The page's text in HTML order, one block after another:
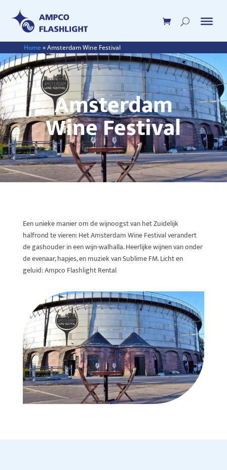
Home»Amsterdam Wine Festival
Amsterdam
Wine Festival
Een unieke manier om de wijnoogst van het Zuidelijk
halfrond te vieren: Het Amsterdam Wine Festival verandert
de gashouder in een wijn-walhalla. Heerlijke wijnen van onder
de evenaar, hapjes, en muziek van Sublime FM. Licht en
geluid: Ampco Flashlight Rental